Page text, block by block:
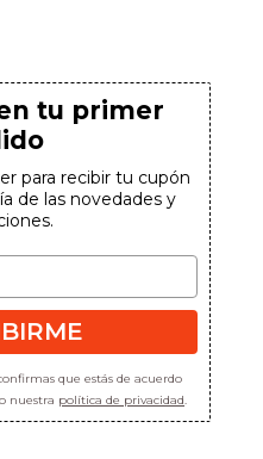
tu primer
para recibir tu cupón
de las novedades y
que estás de acuerdo
nuestra política de privacidad.